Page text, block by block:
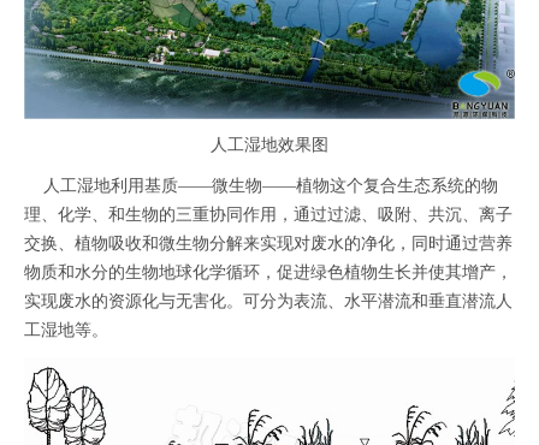
人工湿地效果图
人工湿地利用基质——微生物——植物这个复合生态系统的物
理、化学、和生物的三重协同作用，通过过滤、吸附、共沉、离子
交换、植物吸收和微生物分解来实现对废水的净化，同时通过营养
物质和水分的生物地球化学循环，促进绿色植物生长并使其增产，
实现废水的资源化与无害化。可分为表流、水平潜流和垂直潜流人
工湿地等。